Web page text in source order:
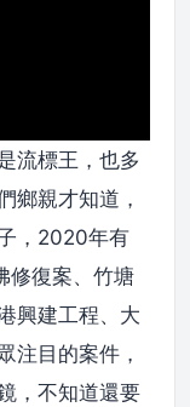
流標王，也多
鄉親才知道，
，2020年有
修復案、竹塘
興建工程、大
注目的案件，
，不知道還要